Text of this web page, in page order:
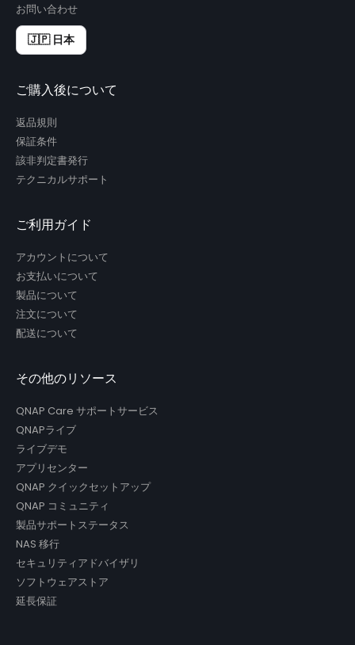
お問い合わせ
🇯🇵 日本
ご購入後について
返品規則
保証条件
該非判定書発行
テクニカルサポート
ご利用ガイド
アカウントについて
お支払いについて
製品について
注文について
配送について
その他のリソース
QNAP Care サポートサービス
QNAPライブ
ライブデモ
アプリセンター
QNAP クイックセットアップ
QNAP コミュニティ
製品サポートステータス
NAS 移行
セキュリティアドバイザリ
ソフトウェアストア
延長保証